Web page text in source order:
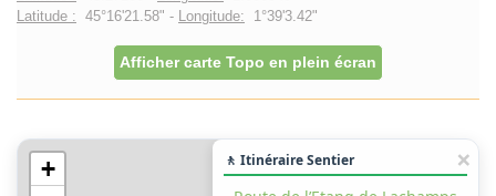
Latitude : 45°16'21.58" - Longitude: 1°39'3.42"
Afficher carte Topo en plein écran
+
🚶 Itinéraire Sentier